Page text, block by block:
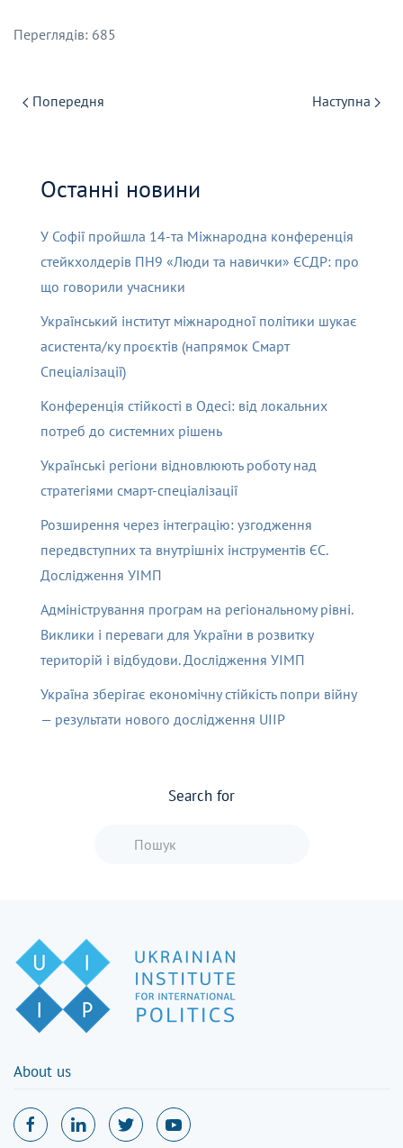
Переглядів: 685
Попередня Наступна
Останні новини
У Софії пройшла 14-та Міжнародна конференція
стейкхолдерів ПН9 «Люди та навички» ЄСДР: про
що говорили учасники
Український інститут міжнародної політики шукає
асистента/ку проєктів (напрямок Смарт
Спеціалізації)
Конференція стійкості в Одесі: від локальних
потреб до системних рішень
Українські регіони відновлюють роботу над
стратегіями смарт-спеціалізації
Розширення через інтеграцію: узгодження
передвступних та внутрішніх інструментів ЄС.
Дослідження УІМП
Адміністрування програм на регіональному рівні.
Виклики і переваги для України в розвитку
територій і відбудови. Дослідження УІМП
Україна зберігає економічну стійкість попри війну
— результати нового дослідження UIIP
Search for
About us